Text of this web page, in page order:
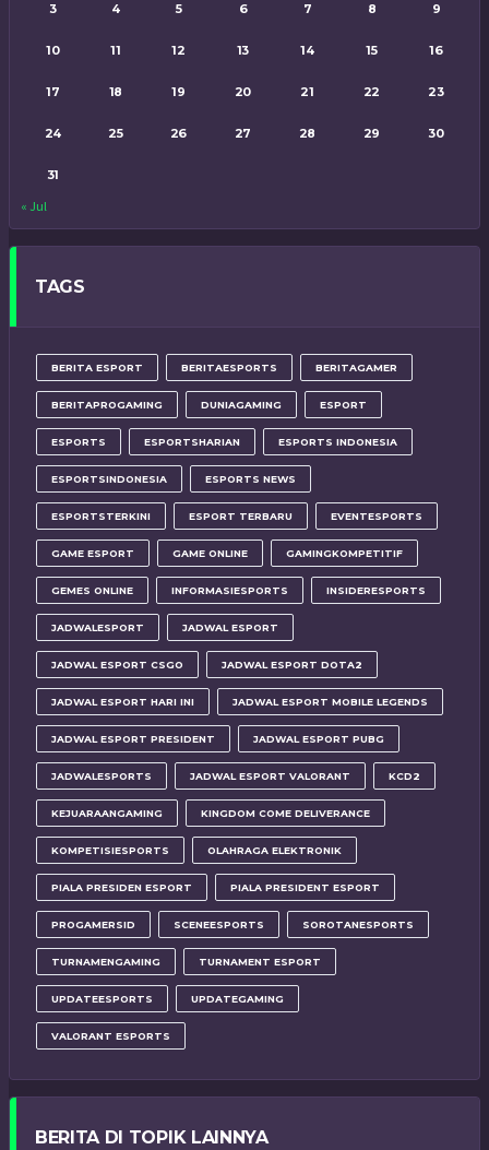
3 4 5 6 7 8 9
10 11 12 13 14 15 16
17 18 19 20 21 22 23
24 25 26 27 28 29 30
31
« Jul
TAGS
BERITA ESPORT BERITAESPORTS BERITAGAMER
BERITAPROGAMING DUNIAGAMING ESPORT
ESPORTS ESPORTSHARIAN ESPORTS INDONESIA
ESPORTSINDONESIA ESPORTS NEWS
ESPORTSTERKINI ESPORT TERBARU EVENTESPORTS
GAME ESPORT GAME ONLINE GAMINGKOMPETITIF
GEMES ONLINE INFORMASIESPORTS INSIDERESPORTS
JADWALESPORT JADWAL ESPORT
JADWAL ESPORT CSGO JADWAL ESPORT DOTA2
JADWAL ESPORT HARI INI JADWAL ESPORT MOBILE LEGENDS
JADWAL ESPORT PRESIDENT JADWAL ESPORT PUBG
JADWALESPORTS JADWAL ESPORT VALORANT KCD2
KEJUARAANGAMING KINGDOM COME DELIVERANCE
KOMPETISIESPORTS OLAHRAGA ELEKTRONIK
PIALA PRESIDEN ESPORT PIALA PRESIDENT ESPORT
PROGAMERSID SCENEESPORTS SOROTANESPORTS
TURNAMENGAMING TURNAMENT ESPORT
UPDATEESPORTS UPDATEGAMING
VALORANT ESPORTS
BERITA DI TOPIK LAINNYA